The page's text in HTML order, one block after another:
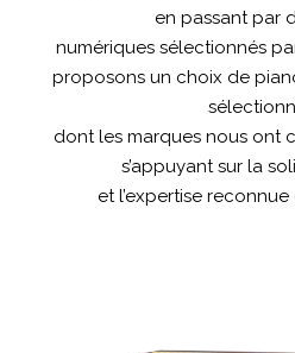
en passant par
numériques sélectionnés
proposons un choix de
dont les marques nous ont
s’appuyant sur la
et l’expertise